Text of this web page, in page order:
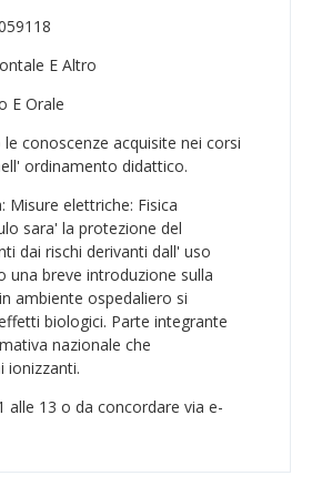
E Altro
E Orale
conoscenze acquisite nei corsi
ordinamento didattico.
Misure elettriche: Fisica
sara' la protezione del
dai rischi derivanti dall' uso
una breve introduzione sulla
ambiente ospedaliero si
biologici. Parte integrante
nazionale che
ionizzanti.
alle 13 o da concordare via e-